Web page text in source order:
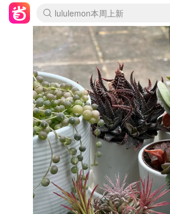
lululemon本周上新
Sasa美妆护肤3.5折
SSENSE年中3折
FreshBeauty好价汇总
Cettire降价+叠9折
Farfetch折上8折
WWS Coles超市实拍
viagogo二手票捡漏
Myer清仓1折起
The Outnet奢牌1折起
David Jones 3折起
Flannels大牌1折
Perfumes Club护肤1折
AMIRO返校季6.2折
Oweek抽奖送Airpods
Amazon折扣汇总
eToro入金$200送$50
Amazon数码好物
ICONIC本周7.5折
ThedoubleF高奢地板价
Moose Knuckles 6折
丝芙兰5折起
EUFY官网3.7折起
Selenichast首饰2折
Trip机票酒店促销
YSL送5件彩妆礼
Amazon家居好物
BIGBANG巡演开票
David Jones时尚3折
Amazon美妆护肤
雅漾大喷$8
过敏原检测盒$33
伊索独家赠50ml沐浴露
科颜氏送高保湿面霜
CW药房打折海报
SEALIFE海洋馆门票6折
丝塔芙大白罐$16
订阅Newsletter送香薰
Cult Beauty 6.8折
Harrods圣诞日历2.3折
LN-CC奢牌私促3折
d'Alba空姐喷雾$16
EVE LOM套装逆天2折
Bernardelli独家4折
Adore Beauty 6折起
CT圣诞日历
Mytheresa奢品2.7折